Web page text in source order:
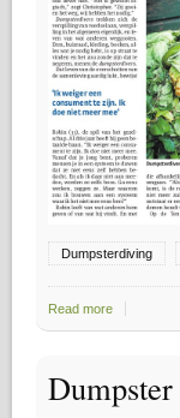
Dumpsterdiving
Read more